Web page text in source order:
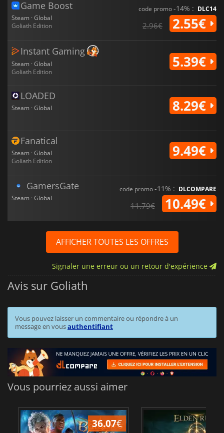
Game Boost
Steam · Global
Goliath Edition
code promo-14% : DLC14
2.96€ 2.55€
Instant Gaming
Steam · Global
Goliath Edition
5.39€
LOADED
Steam · Global 8.29€
Fanatical
Steam · Global
Goliath Edition
9.49€
GamersGate
Steam · Global
code promo-11% : DLCOMPARE
11.79€ 10.49€
AFFICHER TOUTES LES OFFRES
Signaler une erreur ou un retour d'expérience
Avis sur Goliath
Vous pouvez laisser un commentaire ou répondre à un
message en vousauthentifiant
Vous pourriez aussi aimer
36.07€